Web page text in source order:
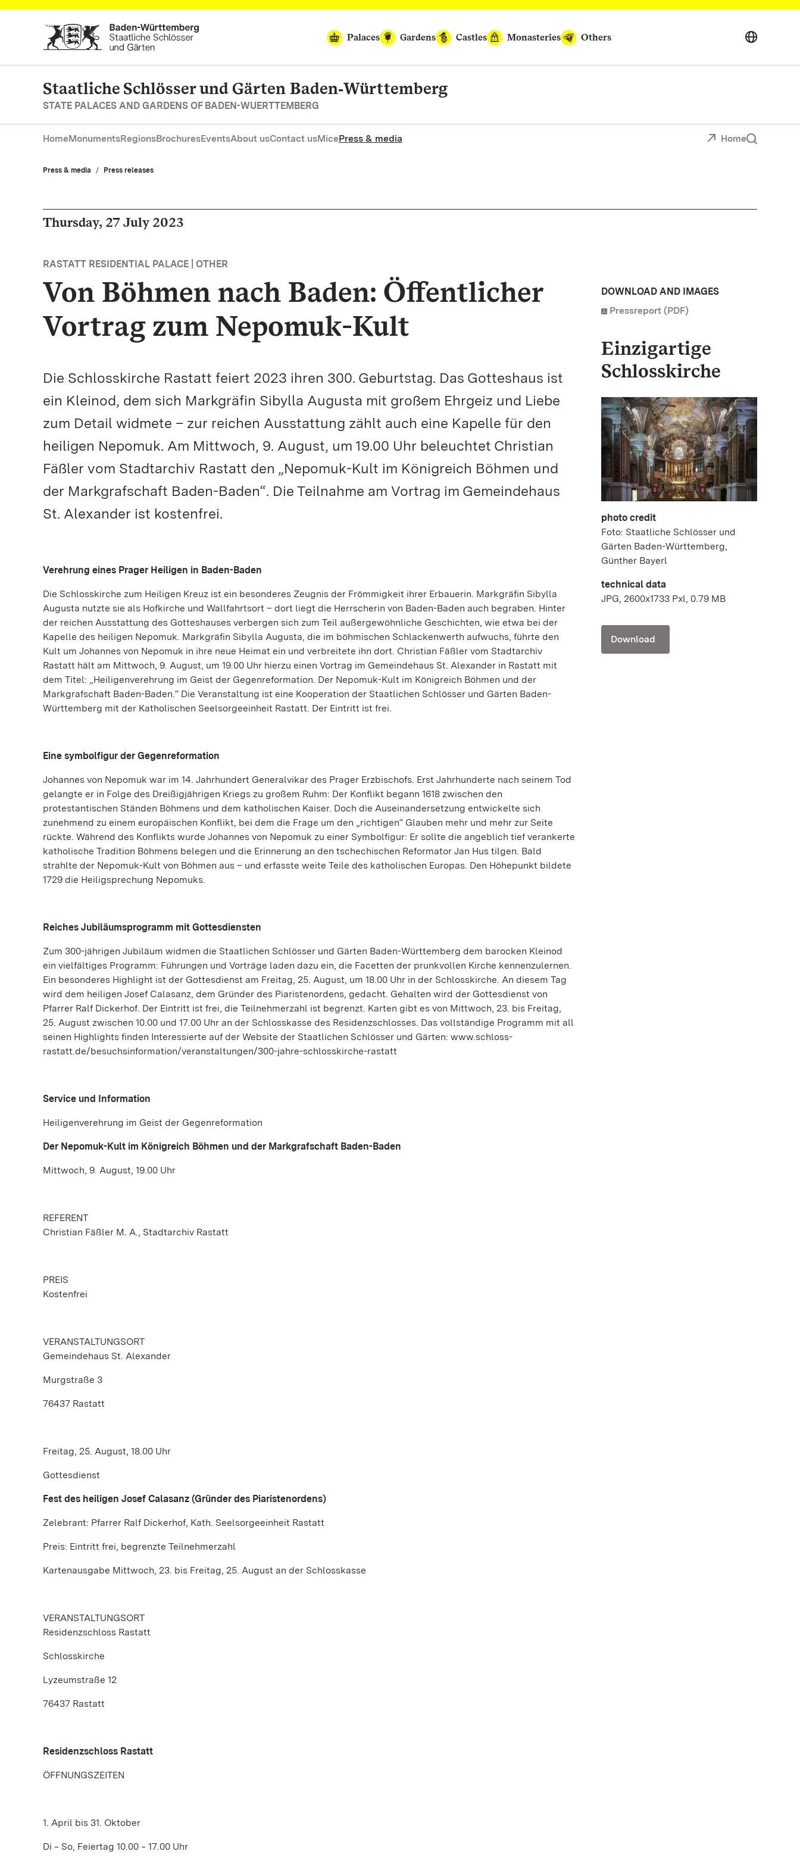
Navigate to main page
Palaces
Gardens Castles Monasteries Others
Staatliche Schlösser und Gärten Baden‑Württemberg
STATE PALACES AND GARDENS OF BADEN-WUERTTEMBERG
HomeMonumentsRegionsBrochuresEventsAbout usContact usMicePress & media Home
Press & media Press releases
Thursday, 27 July 2023
RASTATT RESIDENTIAL PALACE | OTHER
Von Böhmen nach Baden: Öffentlicher
Vortrag zum Nepomuk-Kult
Die Schlosskirche Rastatt feiert 2023 ihren 300. Geburtstag. Das Gotteshaus ist
ein Kleinod, dem sich Markgräfin Sibylla Augusta mit großem Ehrgeiz und Liebe
zum Detail widmete – zur reichen Ausstattung zählt auch eine Kapelle für den
heiligen Nepomuk. Am Mittwoch, 9. August, um 19.00 Uhr beleuchtet Christian
Fäßler vom Stadtarchiv Rastatt den „Nepomuk-Kult im Königreich Böhmen und
der Markgrafschaft Baden-Baden“. Die Teilnahme am Vortrag im Gemeindehaus
St. Alexander ist kostenfrei.
Verehrung eines Prager Heiligen in Baden-Baden
Die Schlosskirche zum Heiligen Kreuz ist ein besonderes Zeugnis der Frömmigkeit ihrer Erbauerin. Markgräfin Sibylla
Augusta nutzte sie als Hofkirche und Wallfahrtsort – dort liegt die Herrscherin von Baden-Baden auch begraben. Hinter
der reichen Ausstattung des Gotteshauses verbergen sich zum Teil außergewöhnliche Geschichten, wie etwa bei der
Kapelle des heiligen Nepomuk. Markgräfin Sibylla Augusta, die im böhmischen Schlackenwerth aufwuchs, führte den
Kult um Johannes von Nepomuk in ihre neue Heimat ein und verbreitete ihn dort. Christian Fäßler vom Stadtarchiv
Rastatt hält am Mittwoch, 9. August, um 19.00 Uhr hierzu einen Vortrag im Gemeindehaus St. Alexander in Rastatt mit
dem Titel: „Heiligenverehrung im Geist der Gegenreformation. Der Nepomuk-Kult im Königreich Böhmen und der
Markgrafschaft Baden-Baden.“ Die Veranstaltung ist eine Kooperation der Staatlichen Schlösser und Gärten Baden-
Württemberg mit der Katholischen Seelsorgeeinheit Rastatt. Der Eintritt ist frei.
Eine symbolfigur der Gegenreformation
Johannes von Nepomuk war im 14. Jahrhundert Generalvikar des Prager Erzbischofs. Erst Jahrhunderte nach seinem Tod
gelangte er in Folge des Dreißigjährigen Kriegs zu großem Ruhm: Der Konflikt begann 1618 zwischen den
protestantischen Ständen Böhmens und dem katholischen Kaiser. Doch die Auseinandersetzung entwickelte sich
zunehmend zu einem europäischen Konflikt, bei dem die Frage um den „richtigen“ Glauben mehr und mehr zur Seite
rückte. Während des Konflikts wurde Johannes von Nepomuk zu einer Symbolfigur: Er sollte die angeblich tief verankerte
katholische Tradition Böhmens belegen und die Erinnerung an den tschechischen Reformator Jan Hus tilgen. Bald
strahlte der Nepomuk-Kult von Böhmen aus – und erfasste weite Teile des katholischen Europas. Den Höhepunkt bildete
1729 die Heiligsprechung Nepomuks.
Reiches Jubiläumsprogramm mit Gottesdiensten
Zum 300-jährigen Jubiläum widmen die Staatlichen Schlösser und Gärten Baden-Württemberg dem barocken Kleinod
ein vielfältiges Programm: Führungen und Vorträge laden dazu ein, die Facetten der prunkvollen Kirche kennenzulernen.
Ein besonderes Highlight ist der Gottesdienst am Freitag, 25. August, um 18.00 Uhr in der Schlosskirche. An diesem Tag
wird dem heiligen Josef Calasanz, dem Gründer des Piaristenordens, gedacht. Gehalten wird der Gottesdienst von
Pfarrer Ralf Dickerhof. Der Eintritt ist frei, die Teilnehmerzahl ist begrenzt. Karten gibt es von Mittwoch, 23. bis Freitag,
25. August zwischen 10.00 und 17.00 Uhr an der Schlosskasse des Residenzschlosses. Das vollständige Programm mit all
seinen Highlights finden Interessierte auf der Website der Staatlichen Schlösser und Gärten: www.schloss-
rastatt.de/besuchsinformation/veranstaltungen/300-jahre-schlosskirche-rastatt
Service und Information
Heiligenverehrung im Geist der Gegenreformation
Der Nepomuk-Kult im Königreich Böhmen und der Markgrafschaft Baden-Baden
Mittwoch, 9. August, 19.00 Uhr
REFERENT
Christian Fäßler M. A., Stadtarchiv Rastatt
PREIS
Kostenfrei
VERANSTALTUNGSORT
Gemeindehaus St. Alexander
Murgstraße 3
76437 Rastatt
Freitag, 25. August, 18.00 Uhr
Gottesdienst
Fest des heiligen Josef Calasanz (Gründer des Piaristenordens)
Zelebrant: Pfarrer Ralf Dickerhof, Kath. Seelsorgeeinheit Rastatt
Preis: Eintritt frei, begrenzte Teilnehmerzahl
Kartenausgabe Mittwoch, 23. bis Freitag, 25. August an der Schlosskasse
VERANSTALTUNGSORT
Residenzschloss Rastatt
Schlosskirche
Lyzeumstraße 12
76437 Rastatt
Residenzschloss Rastatt
ÖFFNUNGSZEITEN
1. April bis 31. Oktober
Di ‒ So, Feiertag 10.00 ‒ 17.00 Uhr
DOWNLOAD AND IMAGES
Pressreport (PDF)
Einzigartige
Schlosskirche
photo credit
Foto: Staatliche Schlösser und
Gärten Baden-Württemberg,
Günther Bayerl
technical data
JPG, 2600x1733 Pxl, 0.79 MB
Download